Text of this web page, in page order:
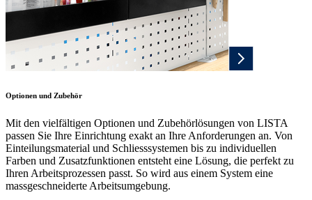
Optionen und Zubehör
Mit den vielfältigen Optionen und Zubehörlösungen von LISTA
passen Sie Ihre Einrichtung exakt an Ihre Anforderungen an. Von
Einteilungsmaterial und Schliesssystemen bis zu individuellen
Farben und Zusatzfunktionen entsteht eine Lösung, die perfekt zu
Ihren Arbeitsprozessen passt. So wird aus einem System eine
massgeschneiderte Arbeitsumgebung.